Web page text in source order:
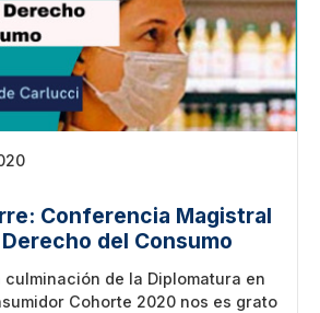
Conferencia Magistral
del Consumo
culminación de la Diplomatura en
Cohorte 2020 nos es grato